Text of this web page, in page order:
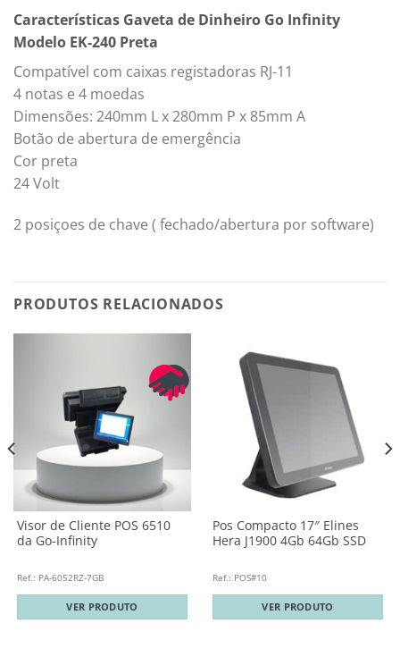
Características Gaveta de Dinheiro Go Infinity
Modelo EK-240 Preta
Compatível com caixas registadoras RJ-11
4 notas e 4 moedas
Dimensões: 240mm L x 280mm P x 85mm A
Botão de abertura de emergência
Cor preta
24 Volt
2 posiçoes de chave ( fechado/abertura por software)
PRODUTOS RELACIONADOS
Visor de Cliente POS 6510
da Go-Infinity
Ref.: PA-6052RZ-7GB
VER PRODUTO
Pos Compacto 17″ Elines
Hera J1900 4Gb 64Gb SSD
Ref.: POS#10
VER PRODUTO